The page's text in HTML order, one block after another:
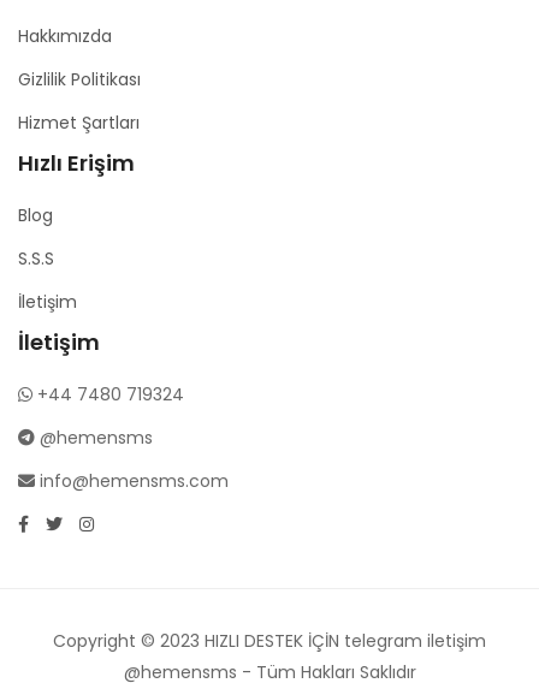
Hakkımızda
Gizlilik Politikası
Hizmet Şartları
Hızlı Erişim
Blog
S.S.S
İletişim
İletişim
+44 7480 719324
@hemensms
info@hemensms.com
Copyright © 2023 HIZLI DESTEK İÇİN telegram iletişim
@hemensms - Tüm Hakları Saklıdır